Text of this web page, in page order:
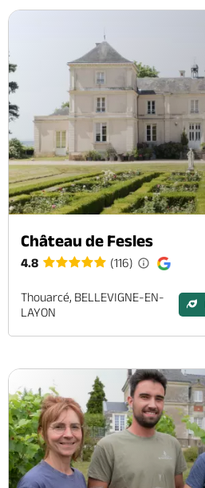
Château de Fesles
4.8 (116)
Thouarcé, BELLEVIGNE-EN-
LAYON